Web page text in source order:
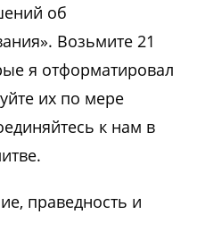
об
Возьмите 21
я отформатировал
их по мере
к нам в
праведность и